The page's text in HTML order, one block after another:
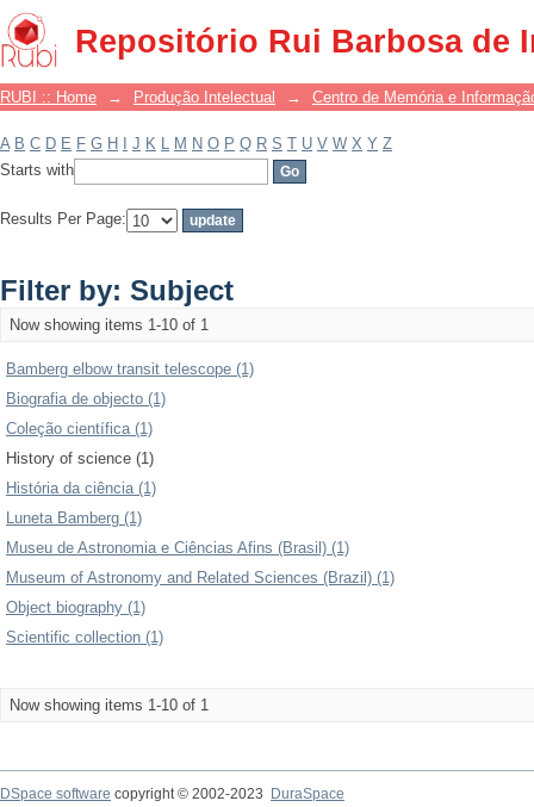
Repositório Rui Barbosa de
Filter by: Subject
RUBI :: Home → Produção Intelectual → Centro de Memória e
A B C D E F G H J K L M N O P Q R S T U V W X Y Z
Starts with
Results Per Page:
Filter by: Subject
Now showing items 1-10 of 1
Bamberg elbow transit telescope (1)
Biografia de objecto (1)
Coleção científica (1)
History of science (1)
História da ciência (1)
Luneta Bamberg (1)
Museu de Astronomia e Ciências Afins (Brasil) (1)
Museum of Astronomy and Related Sciences (Brazil) (1)
Object biography (1)
Scientific collection (1)
Now showing items 1-10 of 1
DSpace software copyright © 2002-2023
DuraSpace